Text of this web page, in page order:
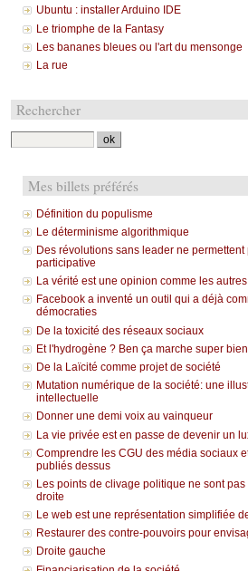
Ubuntu : installer Arduino IDE
Le triomphe de la Fantasy
Les bananes bleues ou l'art du mensonge
La rue
Rechercher
Mes billets préférés
Définition du populisme
Le déterminisme algorithmique
Des révolutions sans leader ne
participative
La vérité est une opinion comme les autres
Facebook a inventé un outil qui a déjà
démocraties
De la toxicité des réseaux sociaux
Et l'hydrogène ? Ben ça marche super
De la Laïcité comme projet de société
Mutation numérique de la société: une
intellectuelle
Donner une demi voix au vainqueur
La vie privée est en passe de devenir un
Comprendre les CGU des média sociaux
publiés dessus
Les points de clivage politique ne sont
droite
Le web est une représentation simplifiée
Restaurer des contre-pouvoirs pour
Droite gauche